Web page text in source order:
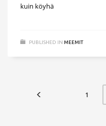
kuin köyhä
PUBLISHED IN MEEMIT
1